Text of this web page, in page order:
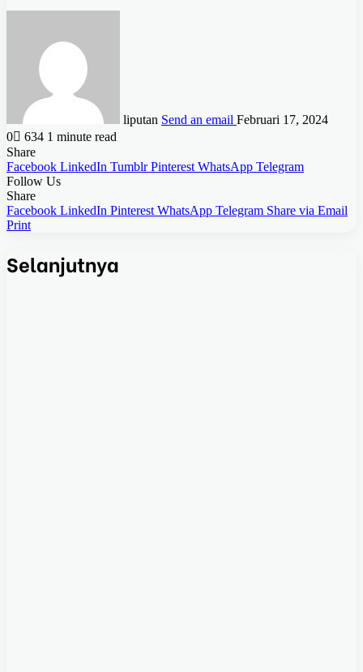
liputan Send an email Februari 17, 2024
0
634 1 minute read
Share
Facebook LinkedIn Tumblr Pinterest WhatsApp Telegram
Follow Us
Share
Facebook LinkedIn Pinterest WhatsApp Telegram Share via Email
Print
Selanjutnya